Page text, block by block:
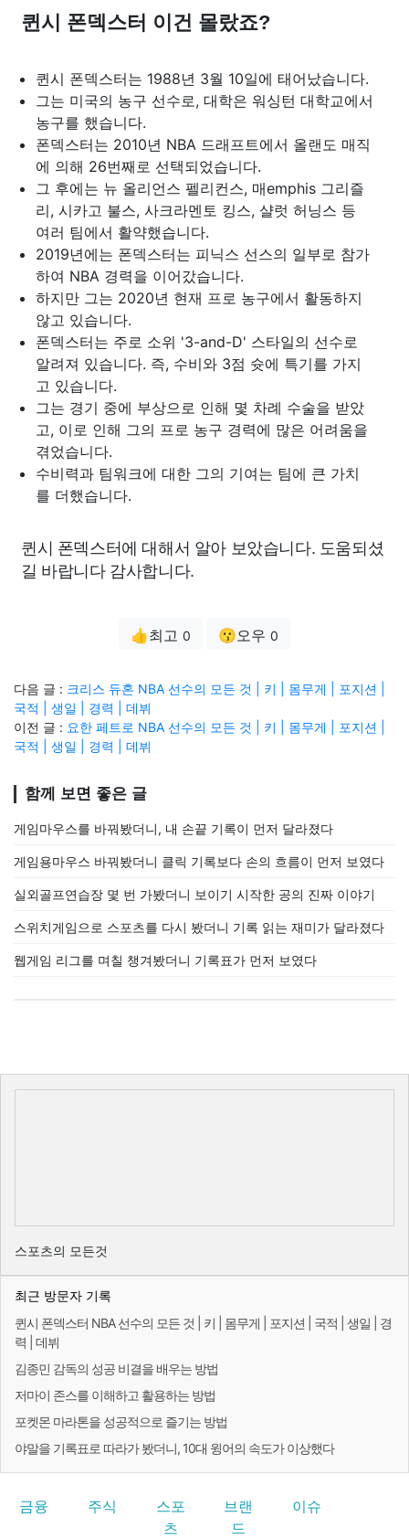
퀸시 폰덱스터 이건 몰랐죠?
퀸시 폰덱스터는 1988년 3월 10일에 태어났습니다.
그는 미국의 농구 선수로, 대학은 워싱턴 대학교에서
농구를 했습니다.
폰덱스터는 2010년 NBA 드래프트에서 올랜도 매직
에 의해 26번째로 선택되었습니다.
그 후에는 뉴 올리언스 펠리컨스, 매emphis 그리즐
리, 시카고 불스, 사크라멘토 킹스, 샬럿 허닝스 등
여러 팀에서 활약했습니다.
2019년에는 폰덱스터는 피닉스 선스의 일부로 참가
하여 NBA 경력을 이어갔습니다.
하지만 그는 2020년 현재 프로 농구에서 활동하지
않고 있습니다.
폰덱스터는 주로 소위 '3-and-D' 스타일의 선수로
알려져 있습니다. 즉, 수비와 3점 슛에 특기를 가지
고 있습니다.
그는 경기 중에 부상으로 인해 몇 차례 수술을 받았
고, 이로 인해 그의 프로 농구 경력에 많은 어려움을
겪었습니다.
수비력과 팀워크에 대한 그의 기여는 팀에 큰 가치
를 더했습니다.
퀸시 폰덱스터에 대해서 알아 보았습니다. 도움되셨
길 바랍니다 감사합니다.
👍최고 0 😗오우 0
다음 글 : 크리스 듀혼 NBA 선수의 모든 것 | 키 | 몸무게 | 포지션 |
국적 | 생일 | 경력 | 데뷔
이전 글 : 요한 페트로 NBA 선수의 모든 것 | 키 | 몸무게 | 포지션 |
국적 | 생일 | 경력 | 데뷔
함께 보면 좋은 글
게임마우스를 바꿔봤더니, 내 손끝 기록이 먼저 달라졌다
게임용마우스 바꿔봤더니 클릭 기록보다 손의 흐름이 먼저 보였다
실외골프연습장 몇 번 가봤더니 보이기 시작한 공의 진짜 이야기
스위치게임으로 스포츠를 다시 봤더니 기록 읽는 재미가 달라졌다
웹게임 리그를 며칠 챙겨봤더니 기록표가 먼저 보였다
스포츠의 모든것
최근 방문자 기록
퀸시 폰덱스터 NBA 선수의 모든 것 | 키 | 몸무게 | 포지션 | 국적 | 생일 | 경
력 | 데뷔
김종민 감독의 성공 비결을 배우는 방법
저마이 존스를 이해하고 활용하는 방법
포켓몬 마라톤을 성공적으로 즐기는 방법
야말을 기록표로 따라가 봤더니, 10대 윙어의 속도가 이상했다
금융 주식
스포
츠
브랜
드
이슈